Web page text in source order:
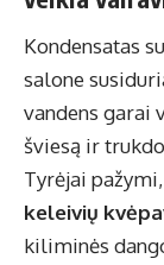
Kondensatas
salone
vandens garai
šviesą ir
Tyrėjai
keleivių
kiliminės